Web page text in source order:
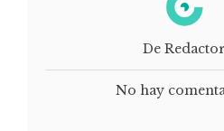
De Redactor
No hay